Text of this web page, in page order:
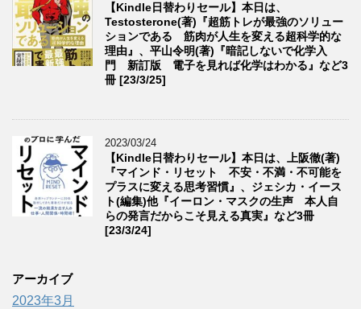
【Kindle日替わりセール】本日は、
Testosterone(著)『超筋トレが最強のソリュー
ションである 筋肉が人生を変える超科学的な
理由』、平山令明(著)『暗記しないで化学入
門 新訂版 電子を見れば化学はわかる』など3
冊 [23/3/25]
2023/03/24
【Kindle日替わりセール】本日は、上阪徹(著)
『マインド・リセット 不安・不満・不可能を
プラスに変える思考習慣』、ジェシカ・イース
ト(編集)他『イーロン・マスクの生声 本人自
らの発言だからこそ見える真実』など3冊
[23/3/24]
アーカイブ
2023年3月